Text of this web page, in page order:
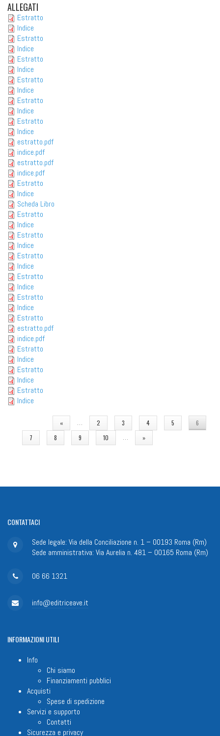
ALLEGATI
Estratto
Indice
Estratto
Indice
Estratto
Indice
Estratto
Indice
Estratto
Indice
Estratto
Indice
estratto.pdf
indice.pdf
estratto.pdf
indice.pdf
Estratto
Indice
Scheda Libro
Estratto
Indice
Estratto
Indice
Estratto
Indice
Estratto
Indice
Estratto
Indice
Estratto
estratto.pdf
indice.pdf
Estratto
Indice
Estratto
Indice
Estratto
Indice
« … 2 3 4 5
6
7
8 9 10 … »
CONTATTACI
Sede legale: Via della Conciliazione n. 1 – 00193 Roma (Rm)
Sede amministrativa: Via Aurelia n. 481 – 00165 Roma (Rm)
06 66 1321
info@editriceave.it
INFORMAZIONIUTILI
Info
Chi siamo
Finanziamenti pubblici
Acquisti
Spese di spedizione
Servizi e supporto
Contatti
Sicurezza e privacy